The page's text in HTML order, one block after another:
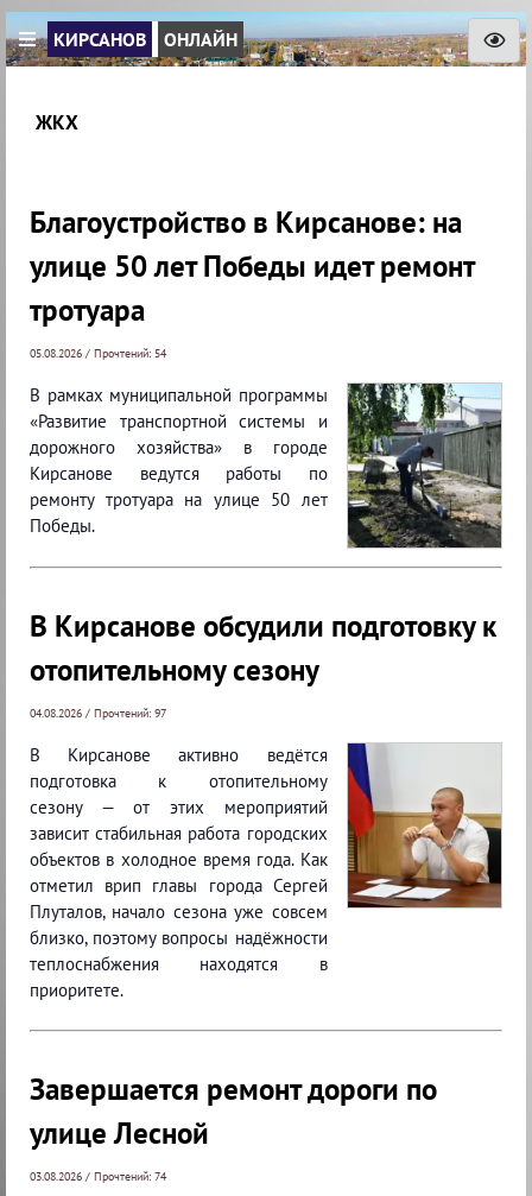
КИРСАНОВ ОНЛАЙН
ЖКХ
Благоустройство в Кирсанове: на
улице 50 лет Победы идет ремонт
тротуара
05.08.2026 / Прочтений: 54
В рамках муниципальной программы
«Развитие транспортной системы и
дорожного хозяйства» в городе
Кирсанове ведутся работы по
ремонту тротуара на улице 50 лет
Победы.
В Кирсанове обсудили подготовку к
отопительному сезону
04.08.2026 / Прочтений: 97
В Кирсанове активно ведётся
подготовка к отопительному
сезону — от этих мероприятий
зависит стабильная работа городских
объектов в холодное время года. Как
отметил врип главы города Сергей
Плуталов, начало сезона уже совсем
близко, поэтому вопросы надёжности
теплоснабжения находятся в
приоритете.
Завершается ремонт дороги по
улице Лесной
03.08.2026 / Прочтений: 74